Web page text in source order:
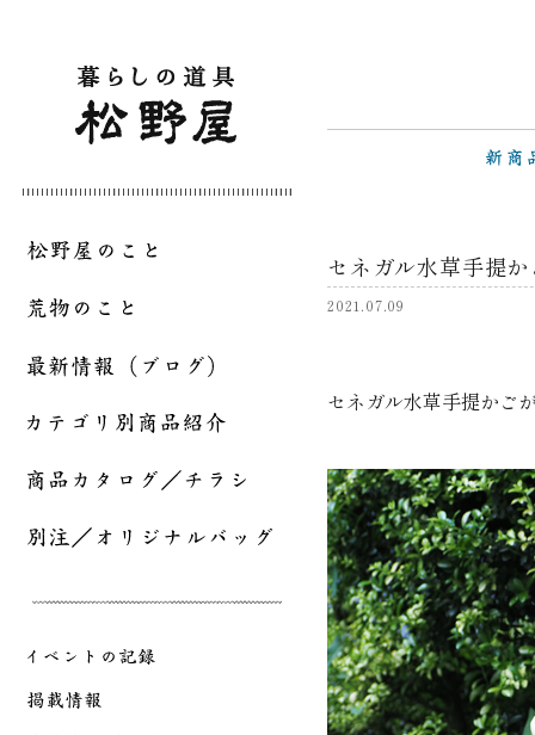
セネガル水草手提
2021.07.09
セネガル水草手提かご